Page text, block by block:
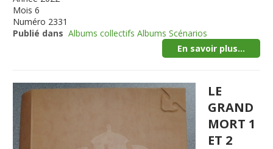
Mois 6
Numéro 2331
Publié dans Albums collectifs Albums Scénarios
En savoir plus...
LE
GRAND
MORT 1
ET 2